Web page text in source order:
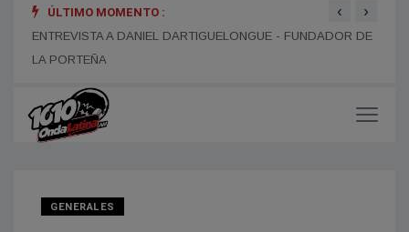
ÚLTIMO MOMENTO :
ENTREVISTA A DANIEL DARTIGUELONGUE - FUNDADOR DE
LA PORTEÑA
‹ ›
GENERALES